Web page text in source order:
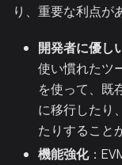
り、重要な利点が
開発者に優し
使い慣れたツ
を使って、既
に移行したり
たりすること
機能強化：